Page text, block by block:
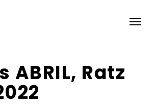
Menu
ABRIL, Ratz